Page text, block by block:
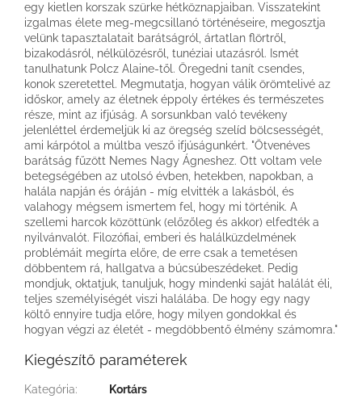
egy kietlen korszak szürke hétköznapjaiban. Visszatekint
izgalmas élete meg-megcsillanó történéseire, megosztja
velünk tapasztalatait barátságról, ártatlan flörtről,
bizakodásról, nélkülözésről, tunéziai utazásról. Ismét
tanulhatunk Polcz Alaine-től. Öregedni tanít csendes,
konok szeretettel. Megmutatja, hogyan válik örömtelivé az
időskor, amely az életnek éppoly értékes és természetes
része, mint az ifjúság. A sorsunkban való tevékeny
jelenléttel érdemeljük ki az öregség szelíd bölcsességét,
ami kárpótol a múltba vesző ifjúságunkért. "Ötvenéves
barátság fűzött Nemes Nagy Ágneshez. Ott voltam vele
betegségében az utolsó évben, hetekben, napokban, a
halála napján és óráján - míg elvitték a lakásból, és
valahogy mégsem ismertem fel, hogy mi történik. A
szellemi harcok közöttünk (előzőleg és akkor) elfedték a
nyilvánvalót. Filozófiai, emberi és halálküzdelmének
problémáit megírta előre, de erre csak a temetésen
döbbentem rá, hallgatva a búcsúbeszédeket. Pedig
mondjuk, oktatjuk, tanuljuk, hogy mindenki saját halálát éli,
teljes személyiségét viszi halálába. De hogy egy nagy
költő ennyire tudja előre, hogy milyen gondokkal és
hogyan végzi az életét - megdöbbentő élmény számomra."
Kiegészítő paraméterek
Kategória:
Kortárs